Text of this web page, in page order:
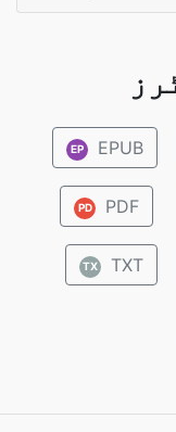
EP EPUB
PD PDF
TX TXT